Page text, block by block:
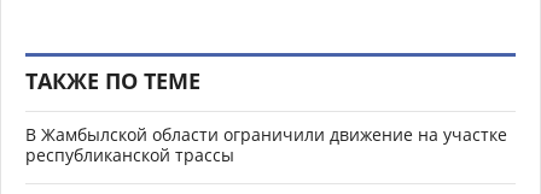
ТАКЖЕ ПО ТЕМЕ
В Жамбылской области ограничили движение на участке
республиканской трассы